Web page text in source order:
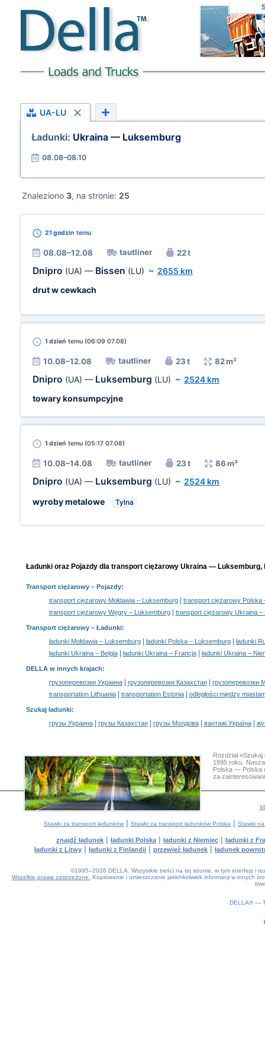
UA-LU
Ładunki: Ukraina — Luksemburg
08.08–08.10
Znaleziono 3, na stronie: 25
21 godzin temu
08.08–12.08 tautliner 22 t
Dnipro (UA) — Bissen (LU) ~ 2655 km
drut w cewkach
1 dzień temu (06:09 07.08)
10.08–12.08 tautliner 23 t 82 m³
Dnipro (UA) — Luksemburg (LU) ~ 2524 km
towary konsumpcyjne
1 dzień temu (05:17 07.08)
10.08–14.08 tautliner 23 t 86 m³
Dnipro (UA) — Luksemburg (LU) ~ 2524 km
wyroby metalowe
Tylna
Ładunki oraz Pojazdy dla transport ciężarowy Ukraina —
Transport ciężarowy– Pojazdy:
transport ciężarowy Mołdawia – Luksemburg|
transport ciężarowy Polska
transport ciężarowy Węgry – Luksemburg| transport ciężarowy Ukraina –
Transport ciężarowy – Ładunki:
ładunki Mołdawia – Luksemburg| ładunki Polska – Luksemburg|
ładunki
ładunki Ukraina – Belgia| ładunki Ukraina – Francja| ładunki Ukraina –
DELLA w innych krajach:
грузоперевозки Украина| грузоперевозки Казахстан|
грузоперевозки
transportation Lithuania| transportation Estonia| odległości między
Szukaj ładunki:
грузы Украина| грузы Казахстан| грузы Молдова| вантажі Україна|
Rozdział
1995 roku.
Polska — Polska
za
Stawki za transport ładunków | Stawki za transport ładunków Polska | Stawki
znajdź ładunek | ładunki Polska | ładunki z Niemiec | ładunki z
ładunki z Litwy | ładunki z Finlandii | przewieź ładunek | ładunek
©1995–2026 DELLA. Wszystkie treści na tej stronie, w tym interfejs i
Wszelkie prawa zastrzeżone.
Kopiowanie i umieszczanie jakichkolwiek informacji w innych
DELLA® —